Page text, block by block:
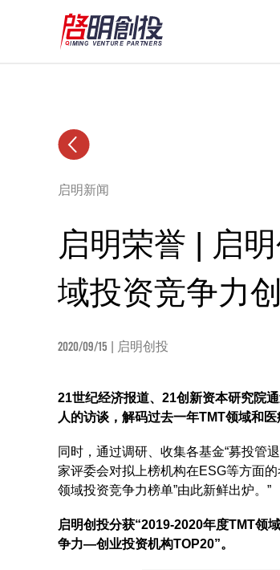
启明新闻
启明荣誉 | 启
域投资竞争力
2020/09/15 | 启明创投
21世纪经济报道、21创新资本研究院
人的访谈，解码过去一年TMT领域和
同时，通过调研、收集各基金“募投管
家评委会对拟上榜机构在ESG等方面
领域投资竞争力榜单”由此新鲜出炉。”
启明创投分获“2019-2020年度TMT领
争力—创业投资机构TOP20”。